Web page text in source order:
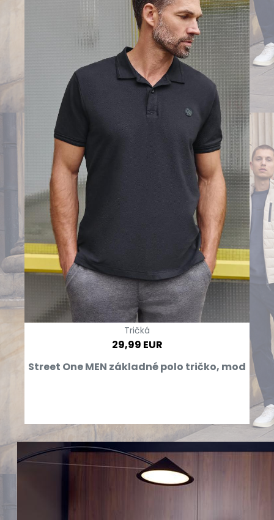
Tričká
29,99 EUR
Street One MEN základné polo tričko, mod